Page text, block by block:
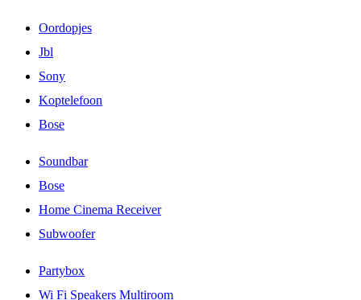
Oordopjes
Jbl
Sony
Koptelefoon
Bose
Soundbar
Bose
Home Cinema Receiver
Subwoofer
Partybox
Wi Fi Speakers Multiroom